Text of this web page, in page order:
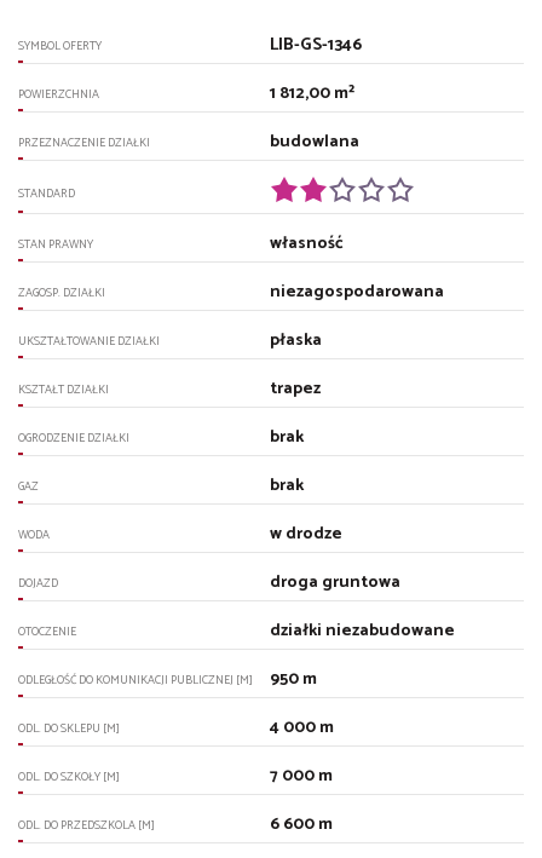
SYMBOL OFERTY LIB-GS-1346
POWIERZCHNIA 1 812,00 m²
PRZEZNACZENIE DZIAŁKI budowlana
STANDARD
STAN PRAWNY własność
ZAGOSP. DZIAŁKI niezagospodarowana
UKSZTAŁTOWANIE DZIAŁKI płaska
KSZTAŁT DZIAŁKI trapez
OGRODZENIE DZIAŁKI brak
GAZ brak
WODA w drodze
DOJAZD droga gruntowa
OTOCZENIE działki niezabudowane
ODLEGŁOŚĆ DO KOMUNIKACJI PUBLICZNEJ [M] 950 m
ODL. DO SKLEPU [M] 4 000 m
ODL. DO SZKOŁY [M] 7 000 m
ODL. DO PRZEDSZKOLA [M] 6 600 m